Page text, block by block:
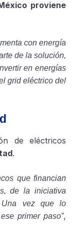
proviene
con energía
de la solución,
en energías
grid eléctrico del
de eléctricos
.
que financian
de la iniciativa
Una vez que lo
primer paso”,